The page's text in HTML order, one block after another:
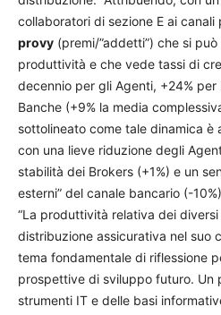
collaboratori di sezione E ai canali
provy (premi/”addetti”) che si
produttività e che vede tassi di
decennio per gli Agenti, +24% per
Banche (+9% la media
sottolineato come tale dinamica è
con una lieve riduzione degli
stabilità dei Brokers (+1%) e un
esterni” del canale bancario (-
“La produttività relativa dei
distribuzione assicurativa nel suo
tema fondamentale di riflessione
prospettive di sviluppo futuro. Un
strumenti IT e delle basi